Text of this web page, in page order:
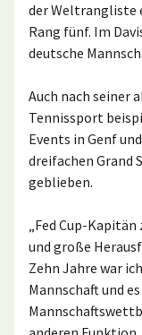
der Weltrangliste
Rang fünf. Im
deutsche
Auch nach seiner
Tennissport
Events in Genf
dreifachen Grand
geblieben.
„Fed Cup-
und große
Zehn Jahre war
Mannschaft und